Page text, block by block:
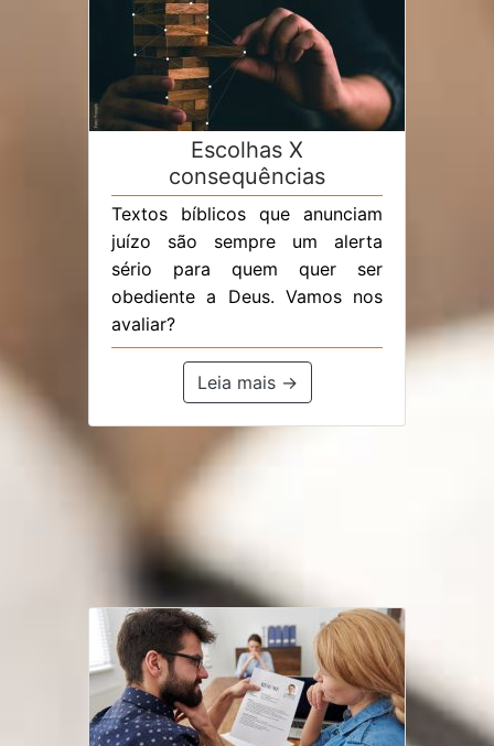
Escolhas X
consequências
Textos bíblicos que anunciam
juízo são sempre um alerta
sério para quem quer ser
obediente a Deus. Vamos nos
avaliar?
Leia mais →